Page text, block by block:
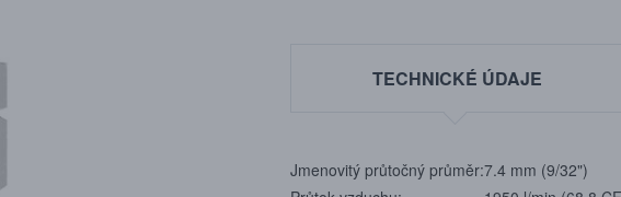
TECHNICKÉ ÚDAJE
Jmenovitý průtočný průměr:7.4 mm (9/32")